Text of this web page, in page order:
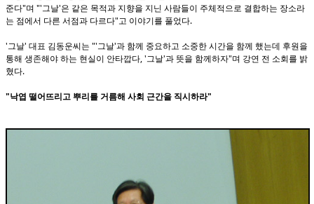
준다"며 "'그날'은 같은 목적과 지향을 지닌 사람들이 주체적으로 결합하는 장소라
는 점에서 다른 서점과 다르다"고 이야기를 풀었다.
'그날' 대표 김동운씨는 "'그날'과 함께 중요하고 소중한 시간을 함께 했는데 후원을
통해 생존해야 하는 현실이 안타깝다, '그날'과 뜻을 함께하자"며 강연 전 소회를 밝
혔다.
"낙엽 떨어뜨리고 뿌리를 거름해 사회 근간을 직시하라"